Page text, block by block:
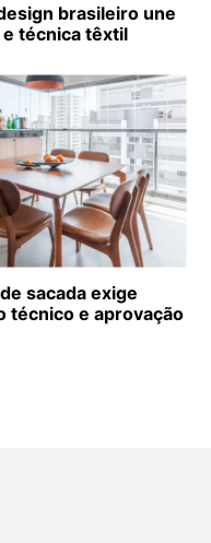
brasileiro une
técnica têxtil
sacada exige
técnico e aprovação